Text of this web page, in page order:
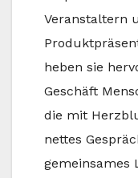
Veranstaltern
heben sie
Geschäft
die mit
nettes
gemeinsames